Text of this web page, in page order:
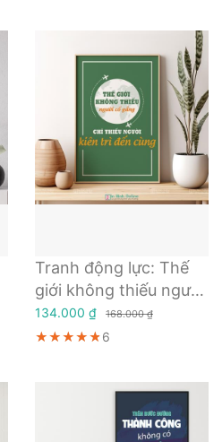
Tranh động lực: Thế
giới không thiếu người
cố gắng chỉ thiếu
người kiên trì đến
134.000 ₫ 168.000 ₫
★★★★★
★★★★★
★★★★★6